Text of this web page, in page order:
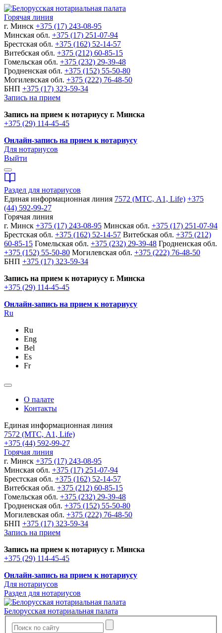
Горячая линия
г. Минск +375 (17) 243-08-95
Минская обл. +375 (17) 251-07-94
Брестская обл. +375 (162) 52-14-57
Витебская обл. +375 (212) 60-85-15
Гомельская обл. +375 (232) 29-39-48
Гродненская обл. +375 (152) 55-50-80
Могилевская обл. +375 (222) 76-48-50
БНП +375 (17) 323-59-34
Запись на прием
Запись на прием к нотариусу г. Минска
+375 (29) 114-45-45
Онлайн-запись на прием к нотариусу
Для нотариусов
Выйти
Раздел для нотариусов
Единая информационная линия 7572 (МТС, A1, Life) +375
(44) 592-99-27
Горячая линия
г. Минск +375 (17) 243-08-95 Минская обл. +375 (17) 251-07-94
Брестская обл. +375 (162) 52-14-57 Витебская обл. +375 (212)
60-85-15 Гомельская обл. +375 (232) 29-39-48 Гродненская обл.
+375 (152) 55-50-80 Могилевская обл. +375 (222) 76-48-50
БНП +375 (17) 323-59-34
Запись на прием к нотариусу г. Минска
+375 (29) 114-45-45
Онлайн-запись на прием к нотариусу
Ru
Ru
Eng
Bel
Es
Fr
О палате
Контакты
Единая информационная линия
7572 (МТС, A1, Life)
+375 (44) 592-99-27
Горячая линия
г. Минск +375 (17) 243-08-95
Минская обл. +375 (17) 251-07-94
Брестская обл. +375 (162) 52-14-57
Витебская обл. +375 (212) 60-85-15
Гомельская обл. +375 (232) 29-39-48
Гродненская обл. +375 (152) 55-50-80
Могилевская обл. +375 (222) 76-48-50
БНП +375 (17) 323-59-34
Запись на прием
Запись на прием к нотариусу г. Минска
+375 (29) 114-45-45
Онлайн-запись на прием к нотариусу
Для нотариусов
Раздел для нотариусов
Белорусская нотариальная палата